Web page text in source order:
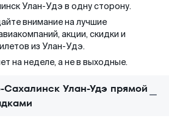
Улан-Удэ в одну сторону.
внимание на лучшие
акции, скидки и
из Улан-Удэ.
на неделе, а не в выходные.
Улан-Удэ прямой